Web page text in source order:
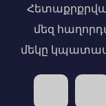
մեզ
մեկը